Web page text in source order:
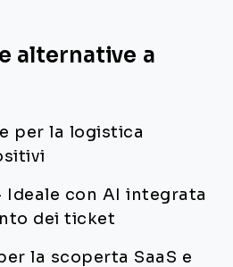
alternative a
per la logistica
Ideale con AI integrata
dei ticket
la scoperta SaaS e